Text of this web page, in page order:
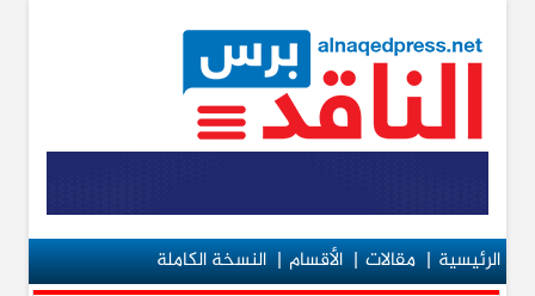
الرئيسية|مقالات|الأقسام|النسخة الكاملة